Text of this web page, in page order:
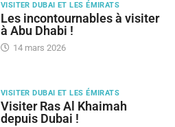
VISITER DUBAI ET LES ÉMIRATS
Les incontournables à visiter
à Abu Dhabi !
14 mars 2026
VISITER DUBAI ET LES ÉMIRATS
Visiter Ras Al Khaimah
depuis Dubai !